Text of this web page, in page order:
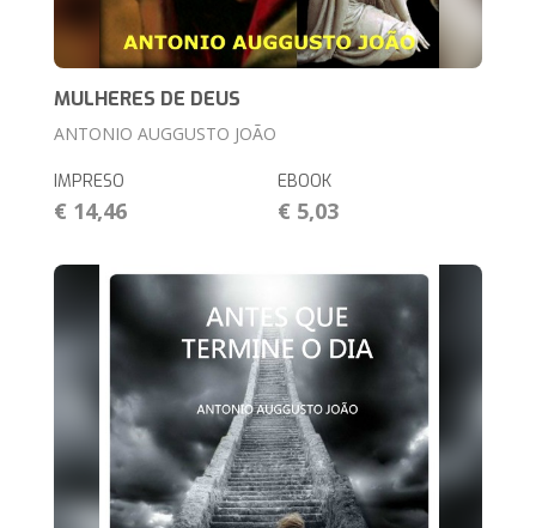
MULHERES DE DEUS
ANTONIO AUGGUSTO JOÃO
IMPRESO
€ 14,46
EBOOK
€ 5,03